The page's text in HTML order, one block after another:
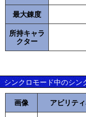
最大錬度
所持キャラ
クター
シンクロモード中のシン
画像 アビリテ